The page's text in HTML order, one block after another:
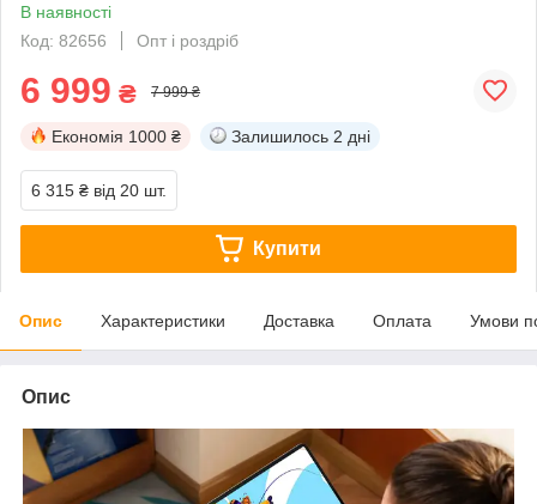
В наявності
Код: 82656
Опт і роздріб
6 999 ₴ 7 999 ₴
Економія 1000 ₴ Залишилось 2 дні
6 315 ₴ від 20 шт.
Купити
Опис Характеристики Доставка Оплата Умови
Опис